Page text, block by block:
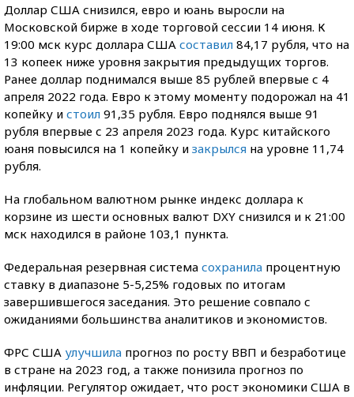
Доллар США снизился, евро и юань выросли на
Московской бирже в ходе торговой сессии 14 июня. К
19:00 мск курс доллара США составил 84,17 рубля, что на
13 копеек ниже уровня закрытия предыдущих торгов.
Ранее доллар поднимался выше 85 рублей впервые с 4
апреля 2022 года. Евро к этому моменту подорожал на 41
копейку и стоил 91,35 рубля. Евро поднялся выше 91
рубля впервые с 23 апреля 2023 года. Курс китайского
юаня повысился на 1 копейку и закрылся на уровне 11,74
рубля.
На глобальном валютном рынке индекс доллара к
корзине из шести основных валют DXY снизился и к 21:00
мск находился в районе 103,1 пункта.
Федеральная резервная система сохранила процентную
ставку в диапазоне 5-5,25% годовых по итогам
завершившегося заседания. Это решение совпало с
ожиданиями большинства аналитиков и экономистов.
ФРС США улучшила прогноз по росту ВВП и безработице
в стране на 2023 год, а также понизила прогноз по
инфляции. Регулятор ожидает, что рост экономики США в